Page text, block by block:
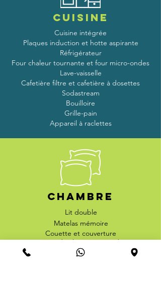
Cuisine
Cuisine intégrée
Plaques induction et hotte aspirante
Réfrigérateur
Four chaleur tournante et four micro-ondes
Lave-vaisselle
Cafetière filtre et cafetière à dosettes
Sodastream
Bouilloire
Grille-pain
Appareil à raclettes
Chambre
Lit double
Matelas mémoire
Couette et couverture
Lampes de chevet suspendues
Armoire penderie